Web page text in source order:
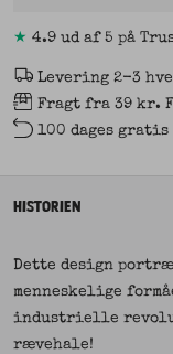
★ 4.9 ud af 5 på
Levering 2-3
Fragt fra 39 kr.
100 dages
HISTORIEN
Dette design
menneskelige
industrielle
rævehale!